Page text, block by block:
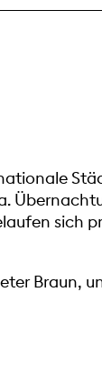
sich
Braun,